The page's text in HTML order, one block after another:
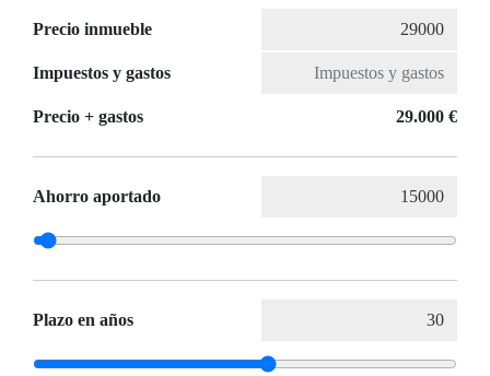
Precio inmueble
Impuestos y gastos
Precio + gastos 29.000 €
Ahorro aportado
Plazo en años